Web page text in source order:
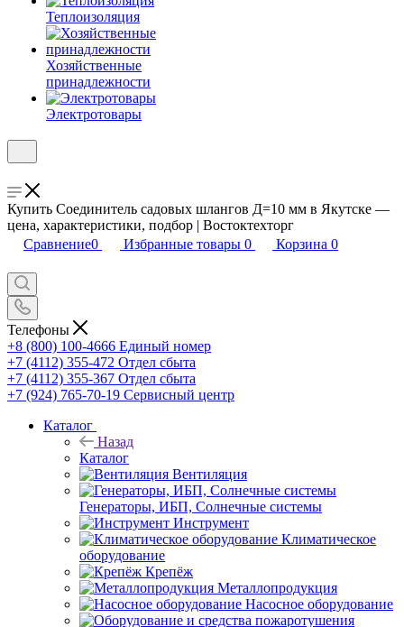
Теплоизоляция
Хозяйственные
принадлежности
Электротовары
Купить Соединитель садовых шлангов Д=10 мм в Якутске —
цена, характеристики, подбор | Востоктехторг
Сравнение0 Избранные товары 0 Корзина 0
Телефоны
+8 (800) 100-4666 Единый номер
+7 (4112) 355-472 Отдел сбыта
+7 (4112) 355-367 Отдел сбыта
+7 (924) 765-70-19 Сервисный центр
Каталог
Назад
Каталог
Вентиляция
Генераторы, ИБП, Солнечные системы
Инструмент
Климатическое
оборудование
Крепёж
Металлопродукция
Насосное оборудование